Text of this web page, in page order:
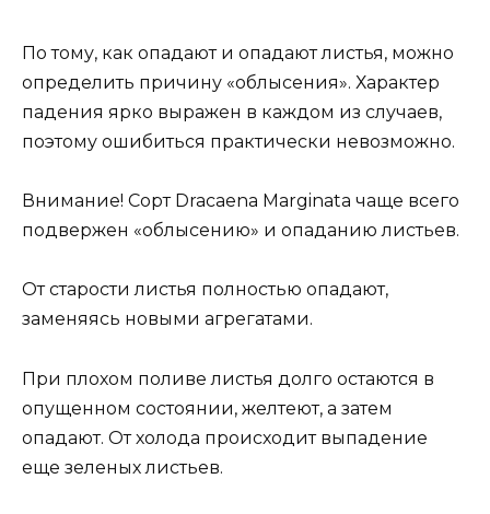
По тому, как опадают и опадают листья, можно
определить причину «облысения». Характер
падения ярко выражен в каждом из случаев,
поэтому ошибиться практически невозможно.
Внимание! Сорт Dracaena Marginata чаще всего
подвержен «облысению» и опаданию листьев.
От старости листья полностью опадают,
заменяясь новыми агрегатами.
При плохом поливе листья долго остаются в
опущенном состоянии, желтеют, а затем
опадают. От холода происходит выпадение
еще зеленых листьев.